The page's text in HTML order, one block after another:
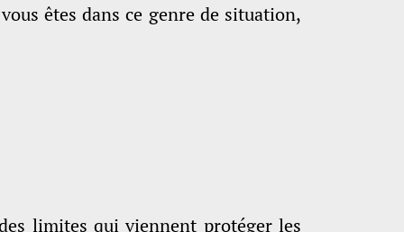
êtes dans ce genre de situation,
limites qui viennent protéger les